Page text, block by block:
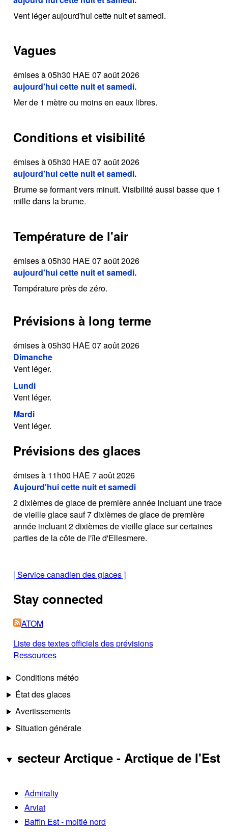
Vent léger aujourd'hui cette nuit et samedi.
Vagues
émises à 05h30 HAE 07 août 2026
aujourd'hui cette nuit et samedi.
Mer de 1 mètre ou moins en eaux libres.
Conditions et visibilité
émises à 05h30 HAE 07 août 2026
aujourd'hui cette nuit et samedi.
Brume se formant vers minuit. Visibilité aussi basse que 1
mille dans la brume.
Température de l'air
émises à 05h30 HAE 07 août 2026
aujourd'hui cette nuit et samedi.
Température près de zéro.
Prévisions à long terme
émises à 05h30 HAE 07 août 2026
Dimanche
Vent léger.
Lundi
Vent léger.
Mardi
Vent léger.
Prévisions des glaces
émises à 11h00 HAE 7 août 2026
Aujourd'hui cette nuit et samedi
2 dixièmes de glace de première année incluant une trace
de vieille glace sauf 7 dixièmes de glace de première
année incluant 2 dixièmes de vieille glace sur certaines
parties de la côte de l'île d'Ellesmere.
[Service canadien des glaces]
Stay connected
ATOM
Liste des textes officiels des prévisions
Ressources
Conditions météo
État des glaces
Avertissements
Situation générale
secteur Arctique - Arctique de l'Est
Admiralty
Arviat
Baffin Est - moitié nord